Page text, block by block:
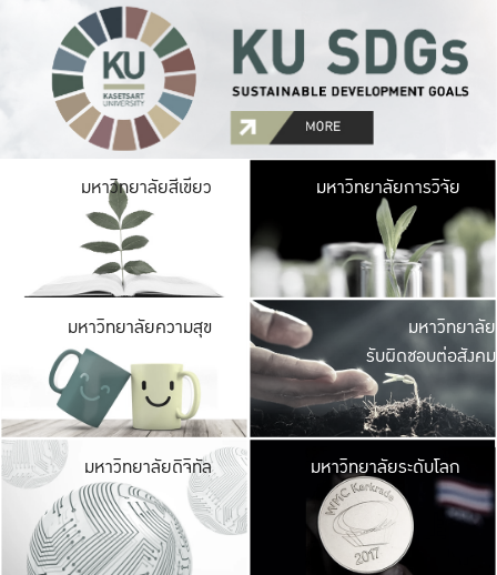
มหาวิทยาลัยสีเขียว มหาวิ
มีพื้นที่เขียวสดใส
เป็นป่าในเมือง เกษต
มหาวิทยาลัยการวิจัย
มหาวิทยาลัยความสุข มหาวิ
ค
เปิดประ
และพบเรื่องราวใ
มหาวิทยาลัย
รับผิดชอบต่อสังคม
มหาวิทยาลัยดิจิทัล มหาวิ
เปลี่ยนแปลง แล
เพื่อทำง
ระบบสารสนเทศ
มหาวิทยาลัยระดับโลก